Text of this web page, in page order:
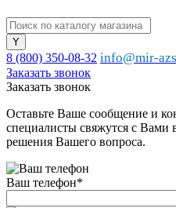
8 (800) 350-08-32 info@mir-
Заказать звонок
Заказать звонок
Оставьте Ваше сообщение и
специалисты свяжутся с Вами
решения Вашего вопроса.
Ваш телефон*